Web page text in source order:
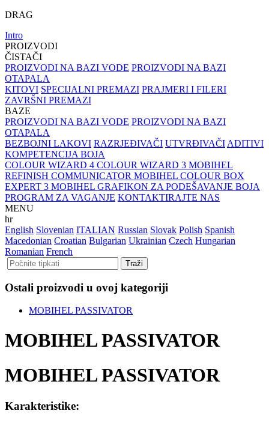
DRAG
Intro
PROIZVODI
ČISTAČI
PROIZVODI NA BAZI VODE PROIZVODI NA BAZI
OTAPALA
KITOVI SPECIJALNI PREMAZI PRAJMERI I FILERI
ZAVRŠNI PREMAZI
BAZE
PROIZVODI NA BAZI VODE PROIZVODI NA BAZI
OTAPALA
BEZBOJNI LAKOVI RAZRJEĐIVAČI UTVRĐIVAČI ADITIVI
KOMPETENCIJA BOJA
COLOUR WIZARD 4 COLOUR WIZARD 3 MOBIHEL
REFINISH COMMUNICATOR MOBIHEL COLOUR BOX
EXPERT 3 MOBIHEL GRAFIKON ZA PODEŠAVANJE BOJA
PROGRAM ZA VAGANJE KONTAKTIRAJTE NAS
MENU
hr
English Slovenian ITALIAN Russian Slovak Polish Spanish
Macedonian Croatian Bulgarian Ukrainian Czech Hungarian
Romanian French
Ostali proizvodi u ovoj kategoriji
MOBIHEL PASSIVATOR
MOBIHEL PASSIVATOR
MOBIHEL PASSIVATOR
Karakteristike: